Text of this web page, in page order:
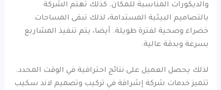
والديكورات المناسبة للمكان. كذلك تهتم الشركة
بالتصاميم البيئية المستدامة، لذلك تبقى المساحات
خضراء وصحية لفترة طويلة. أيضا، يتم تنفيذ المشاريع
بسرعة وبدقة عالية.
لذلك يحصل العميل على نتائج احترافية في الوقت المحدد.
تتميز خدمات شركة إشراقة في تركيب وتصميم لاند سكيب